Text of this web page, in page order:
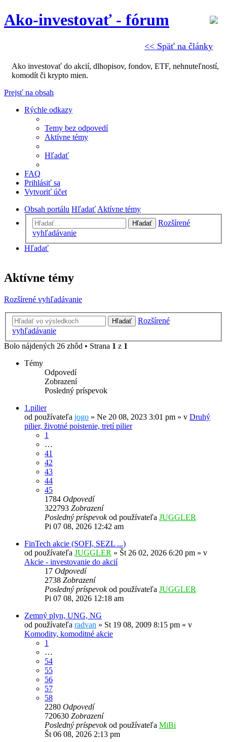
<< Späť na články
Ako-investovať - fórum
Ako investovať do akcií, dlhopisov, fondov, ETF, nehnuteľností,
komodít či krypto mien.
Prejsť na obsah
Rýchle odkazy
Temy bez odpovedí
Aktívne témy
Hľadať
FAQ
Prihlásiť sa
Vytvoriť účet
Obsah portálu HľadaťAktívne témy
Hľadať
Rozšírené
vyhľadávanie
Hľadať
Aktívne témy
Rozšírené vyhľadávanie
Hľadať
Rozšírené
vyhľadávanie
Bolo nájdených 26 zhôd • Strana 1 z 1
Témy
Odpovedí
Zobrazení
Posledný príspevok
1.pilier
od používateľa jogo » Ne 20 08, 2023 3:01 pm » v Druhý
pilier, životné poistenie, tretí pilier
1
…
41
42
43
44
45
1784 Odpovedí
322793 Zobrazení
Posledný príspevokod používateľa JUGGLER
Pi 07 08, 2026 12:42 am
FinTech akcie (SOFI, SEZL ...)
od používateľa JUGGLER » Št 26 02, 2026 6:20 pm » v
Akcie - investovanie do akcií
17 Odpovedí
2738 Zobrazení
Posledný príspevokod používateľa JUGGLER
Pi 07 08, 2026 12:18 am
Zemný plyn, UNG, NG
od používateľa radvan » St 19 08, 2009 8:15 pm » v
Komodity, komoditné akcie
1
…
54
55
56
57
58
2280 Odpovedí
720630 Zobrazení
Posledný príspevokod používateľa MiBi
Št 06 08, 2026 2:13 pm